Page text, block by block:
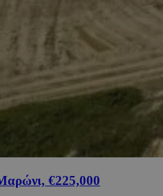
€225,000